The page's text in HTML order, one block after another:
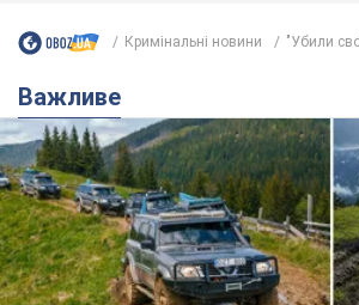
сотні років": у Greenpeace
У високогір'ї розташовані альпійські та
рідкісні природні комплекси, які
сотень років
7 часов назад 642
Спека в Україні піде на спад,